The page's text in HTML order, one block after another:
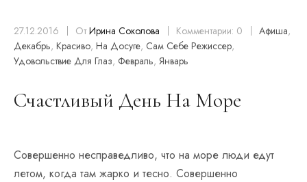
27.12.2016 ОтИрина Соколова Комментарии: 0 Афиша,
Декабрь, Красиво, На Досуге, Сам Себе Режиссер,
Удовольствие Для Глаз, Февраль, Январь
Счастливый День На Море
Совершенно несправедливо, что на море люди едут
летом, когда там жарко и тесно. Совершенно